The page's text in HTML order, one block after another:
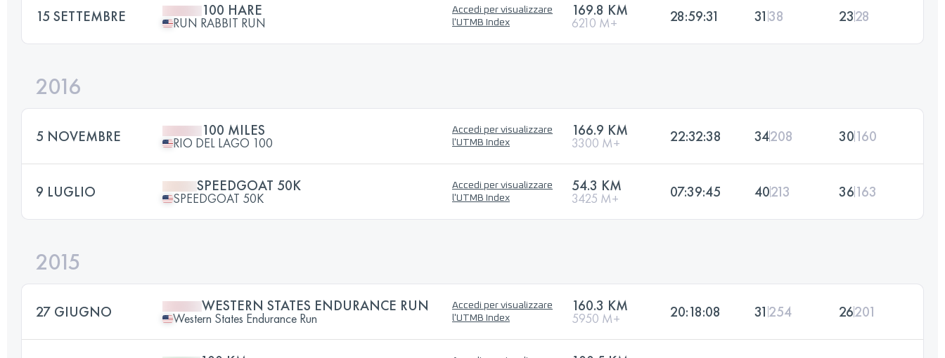
15 SETTEMBRE 100 HARE
RUN RABBIT RUN
Accedi per visualizzare
l'UTMB Index
169.8 KM
6210 M+ 28:59:31 3138 2328
2016
5 NOVEMBRE 100 MILES
RIO DEL LAGO 100
Accedi per visualizzare
l'UTMB Index
166.9 KM
3300 M+ 22:32:38 34208 30160
9 LUGLIO SPEEDGOAT 50K
SPEEDGOAT 50K
Accedi per visualizzare
l'UTMB Index
54.3 KM
3425 M+ 07:39:45 40213 36163
2015
27 GIUGNO WESTERN STATES ENDURANCE RUN
Western States Endurance Run
Accedi per visualizzare
l'UTMB Index
160.3 KM
5950 M+ 20:18:08 31 254 26201